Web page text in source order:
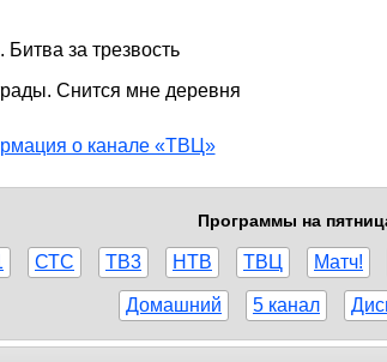
Битва за трезвость
Снится мне деревня
о канале «ТВЦ»
Программы на
СТС ТВ3 НТВ ТВЦ Матч!
Домашний 5 канал